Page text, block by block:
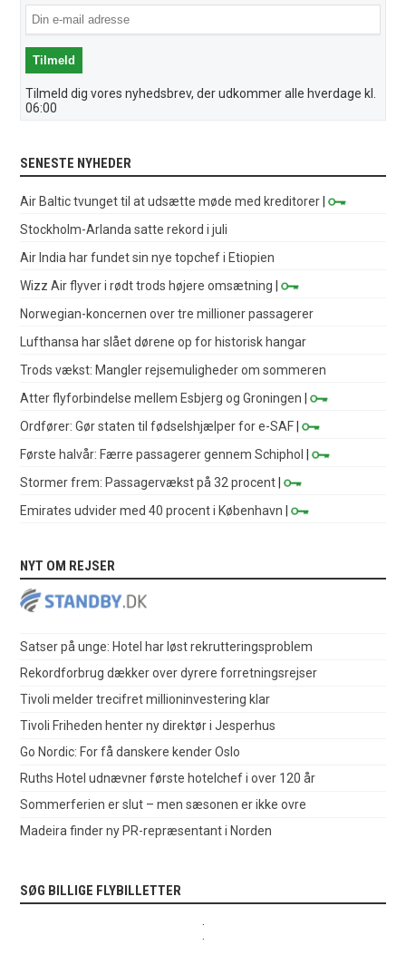
Tilmeld dig vores nyhedsbrev, der udkommer alle hverdage kl.
06:00
SENESTE NYHEDER
Air Baltic tvunget til at udsætte møde med kreditorer |
Stockholm-Arlanda satte rekord i juli
Air India har fundet sin nye topchef i Etiopien
Wizz Air flyver i rødt trods højere omsætning |
Norwegian-koncernen over tre millioner passagerer
Lufthansa har slået dørene op for historisk hangar
Trods vækst: Mangler rejsemuligheder om sommeren
Atter flyforbindelse mellem Esbjerg og Groningen |
Ordfører: Gør staten til fødselshjælper for e-SAF |
Første halvår: Færre passagerer gennem Schiphol
|
Stormer frem: Passagervækst på 32 procent |
Emirates udvider med 40 procent i København |
NYT OM REJSER
Satser på unge: Hotel har løst rekrutteringsproblem
Rekordforbrug dækker over dyrere forretningsrejser
Tivoli melder trecifret millioninvestering klar
Tivoli Friheden henter ny direktør i Jesperhus
Go Nordic: For få danskere kender Oslo
Ruths Hotel udnævner første hotelchef i over 120 år
Sommerferien er slut – men sæsonen er ikke ovre
Madeira finder ny PR-repræsentant i Norden
SØG BILLIGE FLYBILLETTER